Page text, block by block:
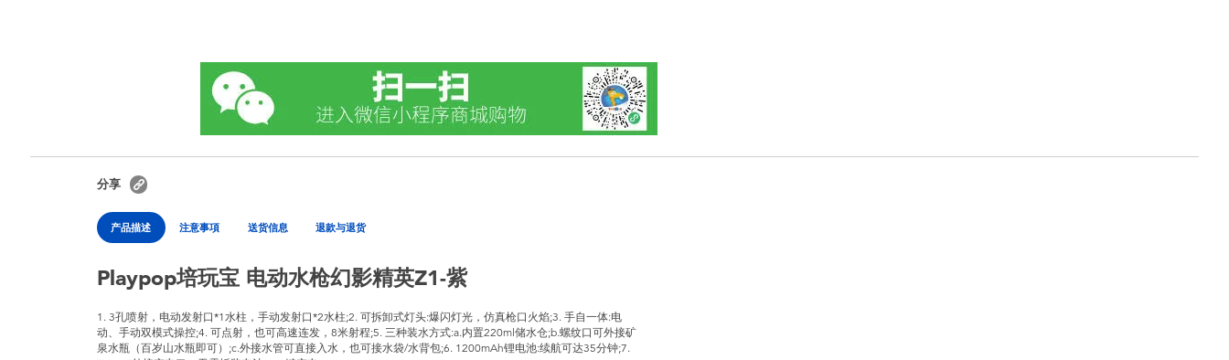
分享
产品描述 注意事項 送货信息 退款与退货
Playpop培玩宝 电动水枪幻影精英Z1-紫
1. 3孔喷射，电动发射口*1水柱，手动发射口*2水柱;2. 可拆卸式灯头:爆闪灯光，仿真枪口火焰;3. 手自一体:电
动、手动双模式操控;4. 可点射，也可高速连发，8米射程;5. 三种装水方式:a.内置220ml储水仓;b.螺纹口可外接矿
泉水瓶（百岁山水瓶即可）;c.外接水管可直接入水，也可接水袋/水背包;6. 1200mAh锂电池:续航可达35分钟;7.